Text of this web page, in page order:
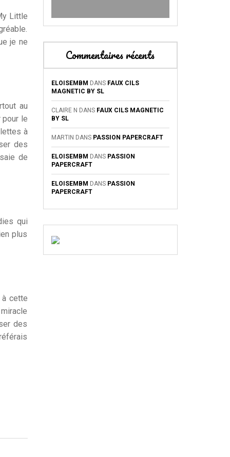
Little
je ne
au
pour le
à
des
de
qui
plus
à cette
des
Commentaires récents
ELOISEMBM DANS FAUX CILS
MAGNETIC BY SL
CLAIRE N DANS FAUX CILS MAGNETIC
BY SL
MARTIN DANS PASSION PAPERCRAFT
ELOISEMBM DANS PASSION
PAPERCRAFT
ELOISEMBM DANS PASSION
PAPERCRAFT